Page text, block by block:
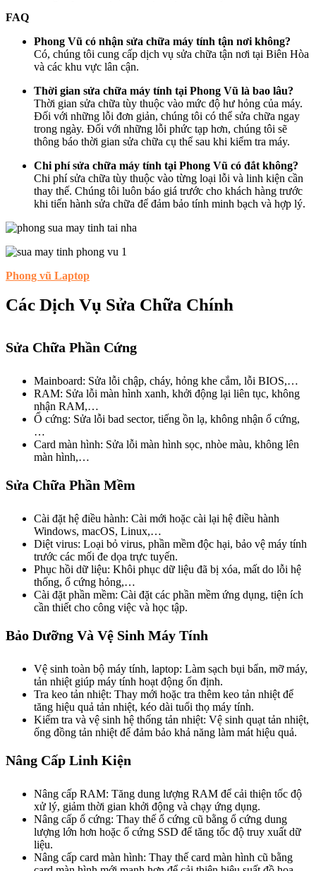
FAQ
Phong Vũ có nhận sửa chữa máy tính tận nơi không?
Có, chúng tôi cung cấp dịch vụ sửa chữa tận nơi tại Biên Hòa
và các khu vực lân cận.
Thời gian sửa chữa máy tính tại Phong Vũ là bao lâu?
Thời gian sửa chữa tùy thuộc vào mức độ hư hỏng của máy.
Đối với những lỗi đơn giản, chúng tôi có thể sửa chữa ngay
trong ngày. Đối với những lỗi phức tạp hơn, chúng tôi sẽ
thông báo thời gian sửa chữa cụ thể sau khi kiểm tra máy.
Chi phí sửa chữa máy tính tại Phong Vũ có đắt không?
Chi phí sửa chữa tùy thuộc vào từng loại lỗi và linh kiện cần
thay thế. Chúng tôi luôn báo giá trước cho khách hàng trước
khi tiến hành sửa chữa để đảm bảo tính minh bạch và hợp lý.
Phong vũ Laptop
Các Dịch Vụ Sửa Chữa Chính
Sửa Chữa Phần Cứng
Mainboard: Sửa lỗi chập, cháy, hỏng khe cắm, lỗi BIOS,…
RAM: Sửa lỗi màn hình xanh, khởi động lại liên tục, không
nhận RAM,…
Ổ cứng: Sửa lỗi bad sector, tiếng ồn lạ, không nhận ổ cứng,
…
Card màn hình: Sửa lỗi màn hình sọc, nhòe màu, không lên
màn hình,…
Sửa Chữa Phần Mềm
Cài đặt hệ điều hành: Cài mới hoặc cài lại hệ điều hành
Windows, macOS, Linux,…
Diệt virus: Loại bỏ virus, phần mềm độc hại, bảo vệ máy tính
trước các mối đe dọa trực tuyến.
Phục hồi dữ liệu: Khôi phục dữ liệu đã bị xóa, mất do lỗi hệ
thống, ổ cứng hỏng,…
Cài đặt phần mềm: Cài đặt các phần mềm ứng dụng, tiện ích
cần thiết cho công việc và học tập.
Bảo Dưỡng Và Vệ Sinh Máy Tính
Vệ sinh toàn bộ máy tính, laptop: Làm sạch bụi bẩn, mỡ máy,
tản nhiệt giúp máy tính hoạt động ổn định.
Tra keo tản nhiệt: Thay mới hoặc tra thêm keo tản nhiệt để
tăng hiệu quả tản nhiệt, kéo dài tuổi thọ máy tính.
Kiểm tra và vệ sinh hệ thống tản nhiệt: Vệ sinh quạt tản nhiệt,
ống đồng tản nhiệt để đảm bảo khả năng làm mát hiệu quả.
Nâng Cấp Linh Kiện
Nâng cấp RAM: Tăng dung lượng RAM để cải thiện tốc độ
xử lý, giảm thời gian khởi động và chạy ứng dụng.
Nâng cấp ổ cứng: Thay thế ổ cứng cũ bằng ổ cứng dung
lượng lớn hơn hoặc ổ cứng SSD để tăng tốc độ truy xuất dữ
liệu.
Nâng cấp card màn hình: Thay thế card màn hình cũ bằng